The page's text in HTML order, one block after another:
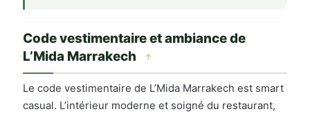
Code vestimentaire et ambiance de
L’Mida Marrakech
↑
Le code vestimentaire de L’Mida Marrakech est smart
casual. L’intérieur moderne et soigné du restaurant,